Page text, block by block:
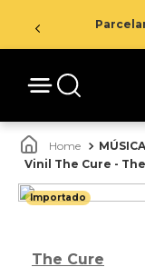
MÚSICA
Vinil The Cure -
Importado
The Cure